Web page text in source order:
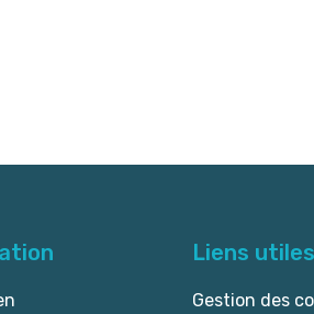
Liens utiles
Gestion des